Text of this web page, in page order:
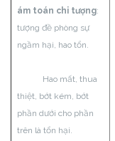
ám toán chi tượng:
tượng đề phòng sự
ngầm hại, hao tổn.
Hao mất, thua
thiệt, bớt kém, bớt
phần dưới cho phần
trên là tổn hại.